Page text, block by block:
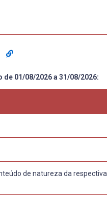
01/08/2026 a 31/08/2026:
de natureza da respectiva